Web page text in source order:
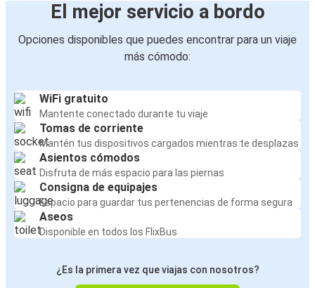
El mejor servicio a bordo
Opciones disponibles que puedes encontrar para un viaje
más cómodo:
WiFi gratuito
Mantente conectado durante tu viaje
Tomas de corriente
Mantén tus dispositivos cargados mientras te desplazas
Asientos cómodos
Disfruta de más espacio para las piernas
Consigna de equipajes
Espacio para guardar tus pertenencias de forma segura
Aseos
Disponible en todos los FlixBus
¿Es la primera vez que viajas con nosotros?